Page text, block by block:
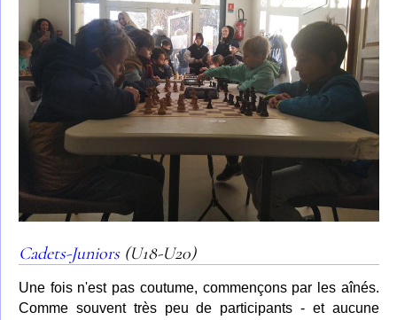
Cadets-Juniors(U18-U20)
Une fois n'est pas coutume, commençons par les aînés.
Comme souvent très peu de participants - et aucune